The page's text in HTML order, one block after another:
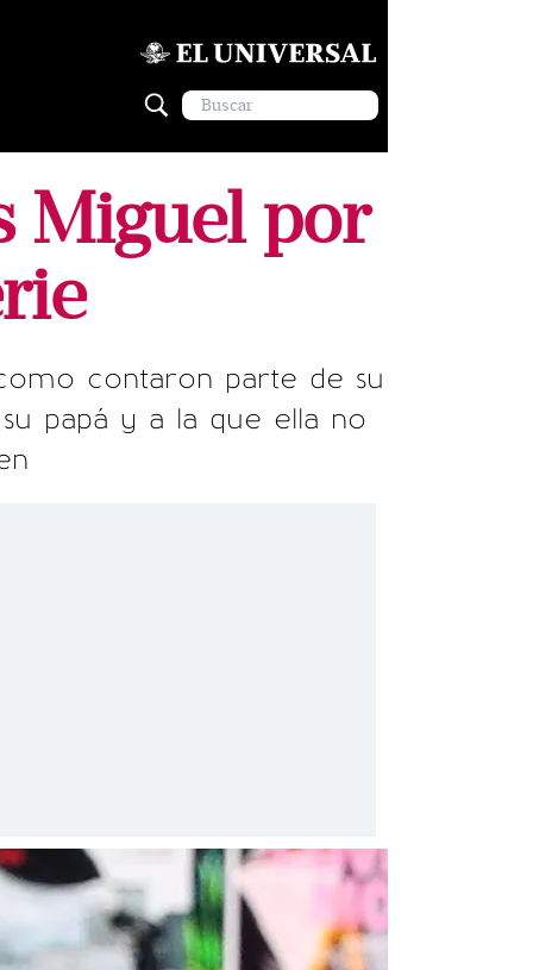
Miguel por
contaron parte de su
papá y a la que ella no